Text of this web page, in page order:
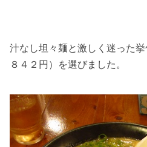
汁なし坦々麺と激しく迷った
８４２円）を選びました。